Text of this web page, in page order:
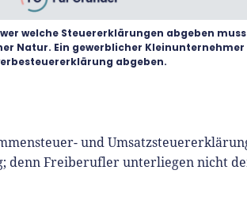
welche Steuererklärungen abgeben
Natur. Ein gewerblicher Kleinunternehmer
abgeben.
und
denn Freiberufler unterliegen nicht